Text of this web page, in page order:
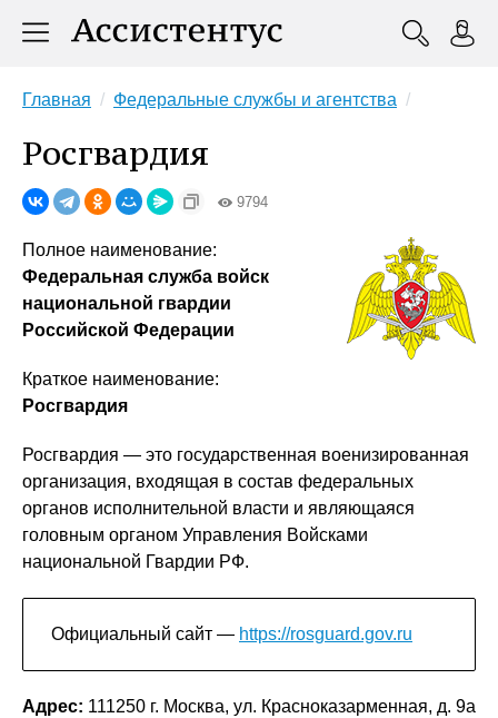
Главная Федеральные службы и агентства
Росгвардия
9794
Полное наименование:
Федеральная служба войск
национальной гвардии
Российской Федерации
Краткое наименование:
Росгвардия
Росгвардия — это государственная военизированная
организация, входящая в состав федеральных
органов исполнительной власти и являющаяся
головным органом Управления Войсками
национальной Гвардии РФ.
Официальный сайт — https://rosguard.gov.ru
Адрес: 111250 г. Москва, ул. Красноказарменная, д. 9а